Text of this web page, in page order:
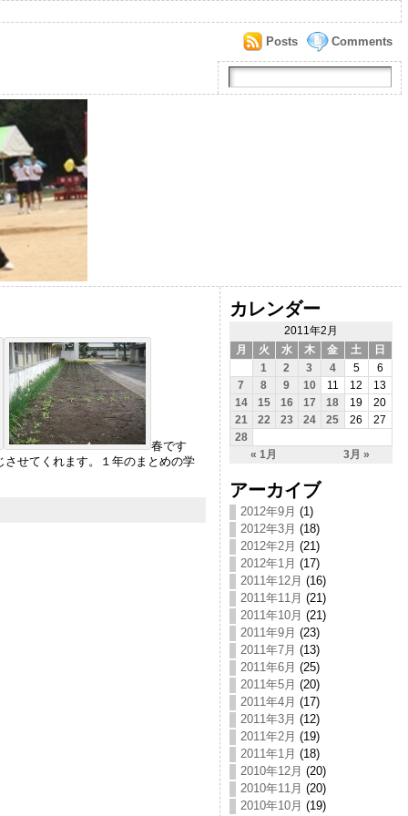
Comments
Posts
春です
せてくれます。１年のまとめの学
カレンダー
2011年2月
月
火 水 木 金 土 日
« 1月 3月 »
1 2 3 4 5
6
7
8 9 10 11 12
13
14
15 16 17 18 19
20
21
22 23 24 25 26
27
28
アーカイブ
2012年9月 (1)
2012年3月 (18)
2012年2月 (21)
2012年1月 (17)
2011年12月 (16)
2011年11月 (21)
2011年10月 (21)
2011年9月 (23)
2011年7月 (13)
2011年6月 (25)
2011年5月 (20)
2011年4月 (17)
2011年3月 (12)
2011年2月 (19)
2011年1月 (18)
2010年12月 (20)
2010年11月 (20)
2010年10月 (19)